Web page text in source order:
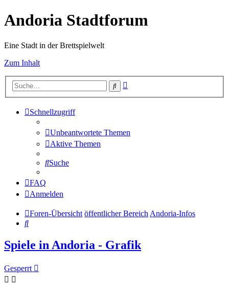
Andoria Stadtforum
Eine Stadt in der Brettspielwelt
Zum Inhalt
Suche
Schnellzugriff
Unbeantwortete Themen
Aktive Themen
Suche
FAQ
Anmelden
Foren-Übersicht öffentlicher BereichAndoria-Infos
Suche
Spiele in Andoria - Grafik
Gesperrt